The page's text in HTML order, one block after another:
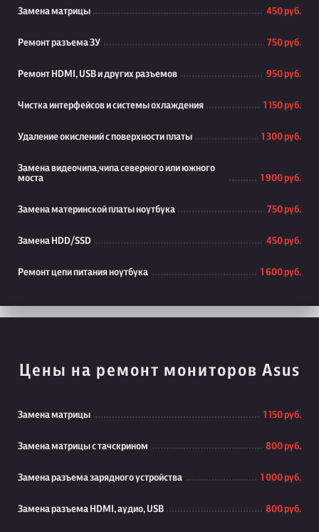
Замена матрицы 450 руб.
Ремонт разъема ЗУ 750 руб.
Ремонт HDMI, USB и других разъемов 950 руб.
Чистка интерфейсов и системы охлаждения 1 150 руб.
Удаление окислений с поверхности платы 1 300 руб.
Замена видеочипа,чипа северного или южного
моста
1 900 руб.
Замена материнской платы ноутбука 750 руб.
Замена HDD/SSD 450 руб.
Ремонт цепи питания ноутбука 1 600 руб.
Цены на ремонт мониторов Asus
Замена матрицы 1 150 руб.
Замена матрицы с тачскрином 800 руб.
Замена разъема зарядного устройства 1 000 руб.
Замена разъема HDMI, аудио, USB 800 руб.